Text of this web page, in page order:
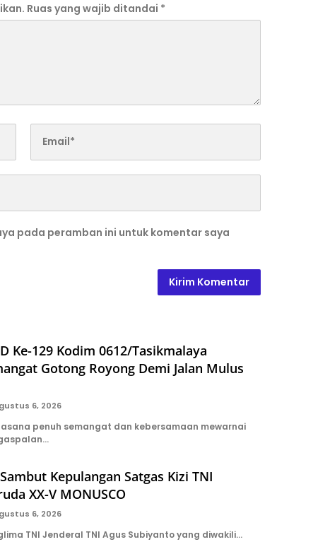
Ruas yang wajib ditandai *
pada peramban ini untuk komentar saya
Ke-129 Kodim 0612/Tasikmalaya
Gotong Royong Demi Jalan Mulus
6, 2026
penuh semangat dan kebersamaan mewarnai
Kepulangan Satgas Kizi TNI
XX-V MONUSCO
6, 2026
TNI Jenderal TNI Agus Subiyanto yang diwakili…